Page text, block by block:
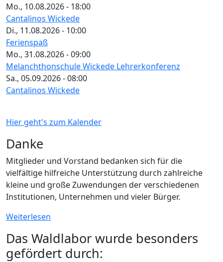
Mo., 10.08.2026 - 18:00
Cantalinos Wickede
Di., 11.08.2026 - 10:00
Ferienspaß
Mo., 31.08.2026 - 09:00
Melanchthonschule Wickede Lehrerkonferenz
Sa., 05.09.2026 - 08:00
Cantalinos Wickede
Hier geht's zum Kalender
Danke
Mitglieder und Vorstand bedanken sich für die
vielfältige hilfreiche Unterstützung durch zahlreiche
kleine und große Zuwendungen der verschiedenen
Institutionen, Unternehmen und vieler Bürger.
Weiterlesen
Das Waldlabor wurde besonders
gefördert durch: